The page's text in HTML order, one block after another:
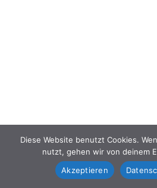
Diese Website benutzt Cookies.
nutzt, gehen wir von deinem
Akzeptieren